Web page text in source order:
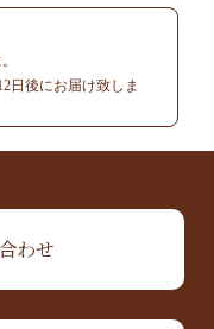
日後にお届け致しま
わせ